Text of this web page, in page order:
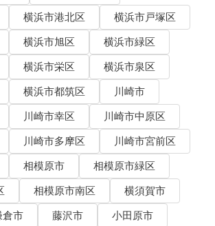
横浜市港北区
横浜市戸塚区
横浜市旭区
横浜市緑区
横浜市栄区
横浜市泉区
横浜市都筑区
川崎市
川崎市幸区
川崎市中原区
川崎市多摩区
川崎市宮前区
相模原市
相模原市緑区
相模原市南区
横須賀市
倉市 藤沢市
小田原市